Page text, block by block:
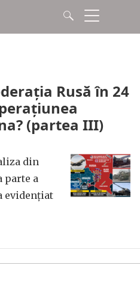
Rusă în 24
(partea III)
din
parte a
evidențiat